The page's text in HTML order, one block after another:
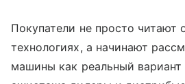
Покупатели не просто читают
технологиях, а начинают
машины как реальный